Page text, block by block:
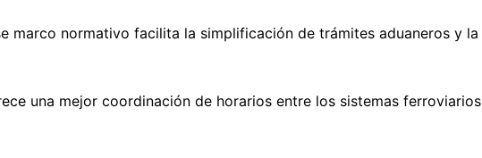
marco normativo facilita la simplificación de trámites aduaneros y la
una mejor coordinación de horarios entre los sistemas ferroviarios